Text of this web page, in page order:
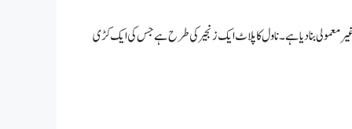
معمولی بنا دیا ہے۔ ناول کا پلاٹ ایک زنجیر کی طرح ہے جس کی ایک کڑی